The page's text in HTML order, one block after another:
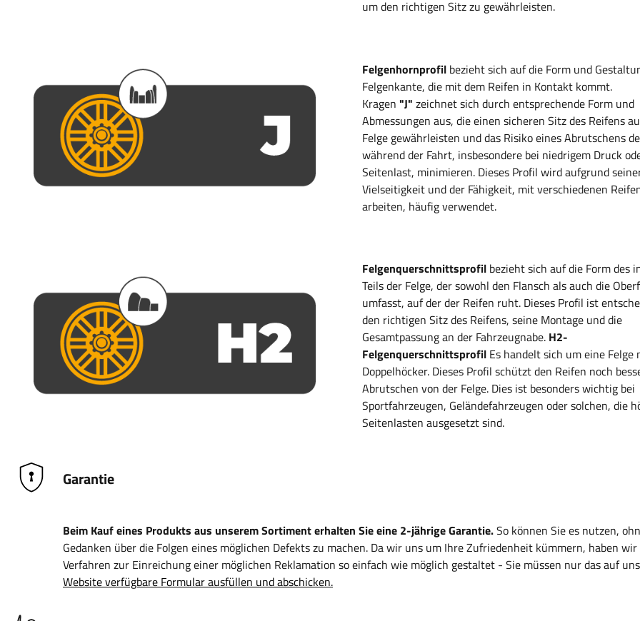
um den richtigen Sitz zu gewährleisten.
Felgenhornprofil bezieht sich auf die Form und
Felgenkante, die mit dem Reifen in Kontakt kommt.
Kragen "J" zeichnet sich durch entsprechende Form und
Abmessungen aus, die einen sicheren Sitz des Reifens
Felge gewährleisten und das Risiko eines Abrutschens
während der Fahrt, insbesondere bei niedrigem Druck
Seitenlast, minimieren. Dieses Profil wird aufgrund
Vielseitigkeit und der Fähigkeit, mit verschiedenen
arbeiten, häufig verwendet.
Felgenquerschnittsprofil bezieht sich auf die Form des
Teils der Felge, der sowohl den Flansch als auch die
umfasst, auf der der Reifen ruht. Dieses Profil ist
den richtigen Sitz des Reifens, seine Montage und die
Gesamtpassung an der Fahrzeugnabe. H2-
Felgenquerschnittsprofil Es handelt sich um eine Felge
Doppelhöcker. Dieses Profil schützt den Reifen noch
Abrutschen von der Felge. Dies ist besonders wichtig bei
Sportfahrzeugen, Geländefahrzeugen oder solchen, die
Seitenlasten ausgesetzt sind.
Garantie
Beim Kauf eines Produkts aus unserem Sortiment erhalten Sie eine 2-jährige Garantie.So können Sie es nutzen,
Gedanken über die Folgen eines möglichen Defekts zu machen. Da wir uns um Ihre Zufriedenheit kümmern, haben wir
Verfahren zur Einreichung einer möglichen Reklamation so einfach wie möglich gestaltet - Sie müssen nur das auf
Website verfügbare Formular ausfüllen und abschicken.